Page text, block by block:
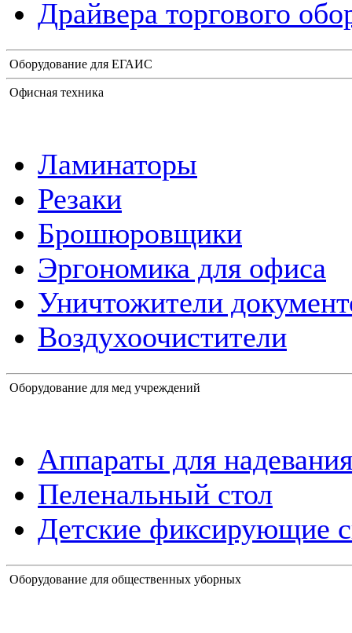
Драйвера торгового
Оборудование для ЕГАИС
Офисная техника
Ламинаторы
Резаки
Брошюровщики
Эргономика для офиса
Уничтожители
Воздухоочистители
Оборудование для мед учреждений
Аппараты для
Пеленальный стол
Детские фиксирующие
Оборудование для общественных уборных